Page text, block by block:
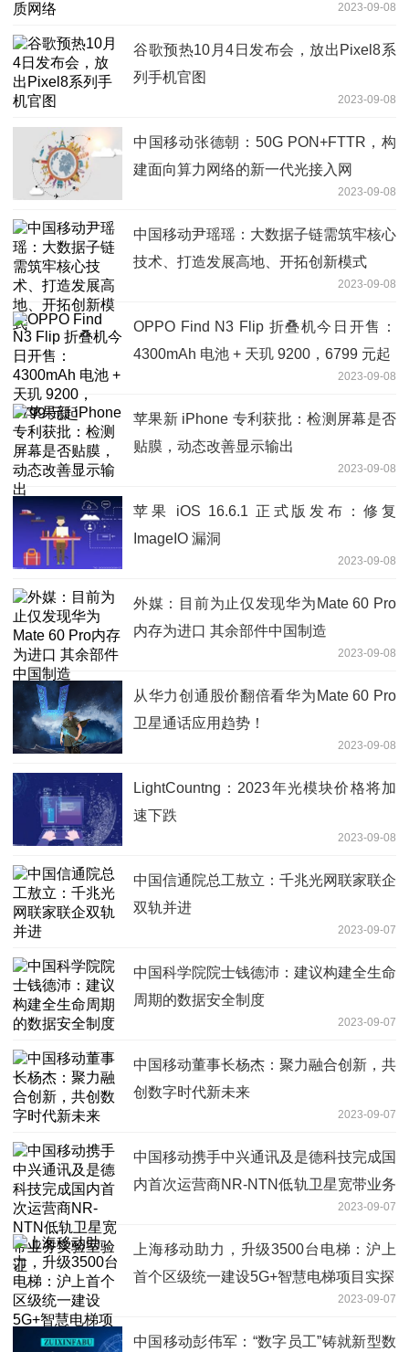
2023-09-08
谷歌预热10月4日发布会，放出Pixel8系
列手机官图
2023-09-08
中国移动张德朝：50G PON+FTTR，构
建面向算力网络的新一代光接入网
2023-09-08
中国移动尹瑶瑶：大数据子链需筑牢核心
技术、打造发展高地、开拓创新模式
2023-09-08
OPPO Find N3 Flip 折叠机今日开售：
4300mAh 电池 + 天玑 9200，6799 元起
2023-09-08
苹果新 iPhone 专利获批：检测屏幕是否
贴膜，动态改善显示输出
2023-09-08
苹果 iOS 16.6.1 正式版发布：修复
ImageIO 漏洞
2023-09-08
外媒：目前为止仅发现华为Mate 60 Pro
内存为进口 其余部件中国制造
2023-09-08
从华力创通股价翻倍看华为Mate 60 Pro
卫星通话应用趋势！
2023-09-08
LightCountng：2023年光模块价格将加
速下跌
2023-09-08
中国信通院总工敖立：千兆光网联家联企
双轨并进
2023-09-07
中国科学院院士钱德沛：建议构建全生命
周期的数据安全制度
2023-09-07
中国移动董事长杨杰：聚力融合创新，共
创数字时代新未来
2023-09-07
中国移动携手中兴通讯及是德科技完成国
内首次运营商NR-NTN低轨卫星宽带业务
2023-09-07
上海移动助力，升级3500台电梯：沪上
首个区级统一建设5G+智慧电梯项目实探
2023-09-07
中国移动彭伟军：“数字员工”铸就新型数